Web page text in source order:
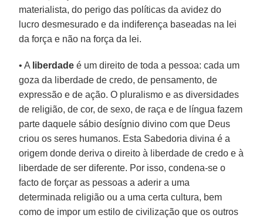
materialista, do perigo das políticas da avidez do
lucro desmesurado e da indiferença baseadas na lei
da força e não na força da lei.
• A liberdade é um direito de toda a pessoa: cada um
goza da liberdade de credo, de pensamento, de
expressão e de ação. O pluralismo e as diversidades
de religião, de cor, de sexo, de raça e de língua fazem
parte daquele sábio desígnio divino com que Deus
criou os seres humanos. Esta Sabedoria divina é a
origem donde deriva o direito à liberdade de credo e à
liberdade de ser diferente. Por isso, condena-se o
facto de forçar as pessoas a aderir a uma
determinada religião ou a uma certa cultura, bem
como de impor um estilo de civilização que os outros